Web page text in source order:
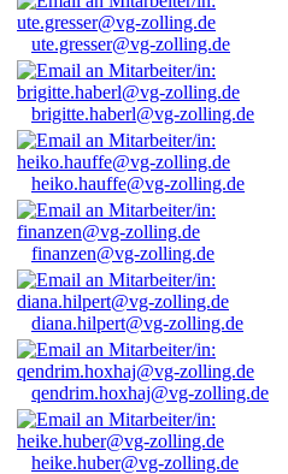
ute.gresser@vg-zolling.de
brigitte.haberl@vg-zolling.de
heiko.hauffe@vg-zolling.de
finanzen@vg-zolling.de
diana.hilpert@vg-zolling.de
qendrim.hoxhaj@vg-zolling.de
heike.huber@vg-zolling.de